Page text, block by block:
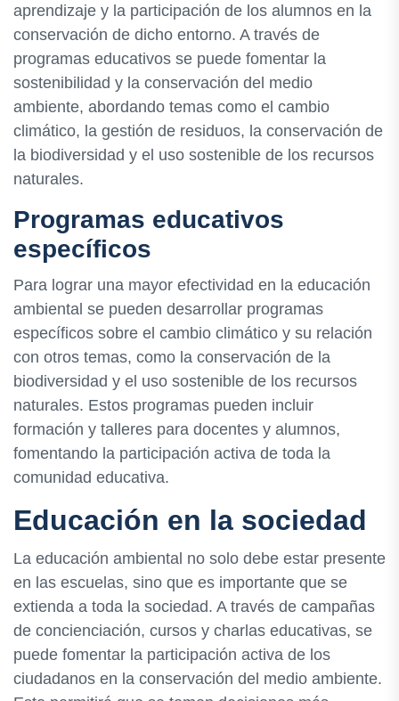
aprendizaje y la participación de los alumnos en la
conservación de dicho entorno. A través de
programas educativos se puede fomentar la
sostenibilidad y la conservación del medio
ambiente, abordando temas como el cambio
climático, la gestión de residuos, la conservación de
la biodiversidad y el uso sostenible de los recursos
naturales.
Programas educativos
específicos
Para lograr una mayor efectividad en la educación
ambiental se pueden desarrollar programas
específicos sobre el cambio climático y su relación
con otros temas, como la conservación de la
biodiversidad y el uso sostenible de los recursos
naturales. Estos programas pueden incluir
formación y talleres para docentes y alumnos,
fomentando la participación activa de toda la
comunidad educativa.
Educación en la sociedad
La educación ambiental no solo debe estar presente
en las escuelas, sino que es importante que se
extienda a toda la sociedad. A través de campañas
de concienciación, cursos y charlas educativas, se
puede fomentar la participación activa de los
ciudadanos en la conservación del medio ambiente.